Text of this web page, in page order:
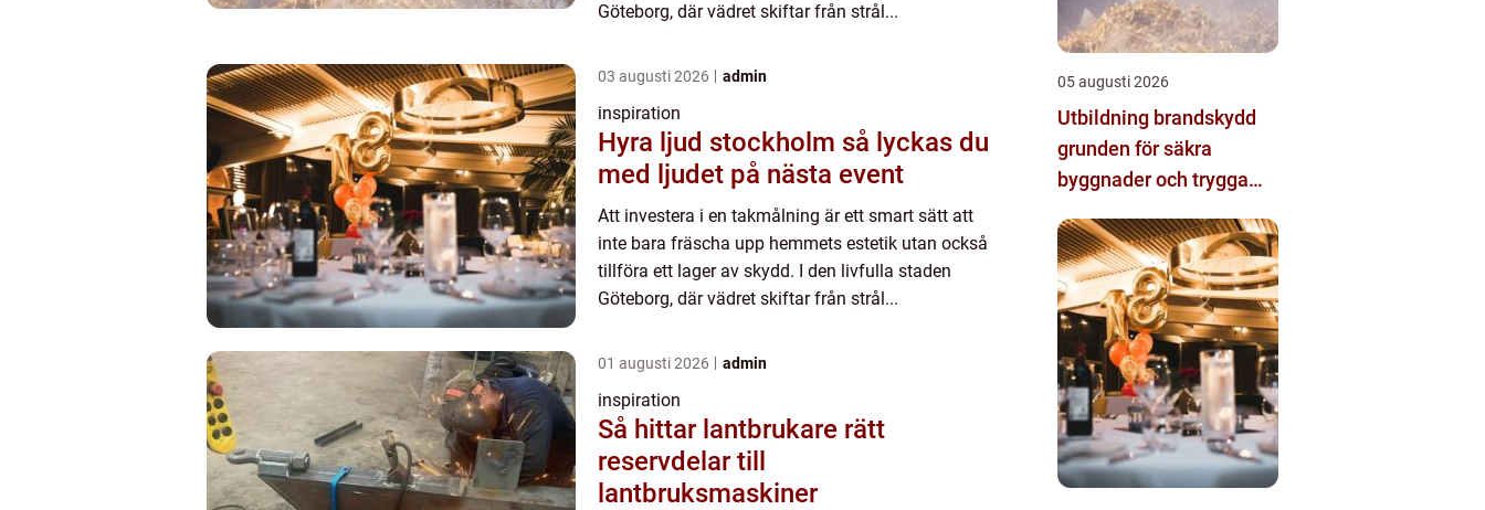
Göteborg, där vädret skiftar från strål...
03 augusti 2026 admin
inspiration
Hyra ljud stockholm så lyckas du
med ljudet på nästa event
Att investera i en takmålning är ett smart sätt att
inte bara fräscha upp hemmets estetik utan också
tillföra ett lager av skydd. I den livfulla staden
Göteborg, där vädret skiftar från strål...
01 augusti 2026 admin
inspiration
Så hittar lantbrukare rätt
reservdelar till
lantbruksmaskiner
05 augusti 2026
Utbildning brandskydd
grunden för säkra
byggnader och trygga